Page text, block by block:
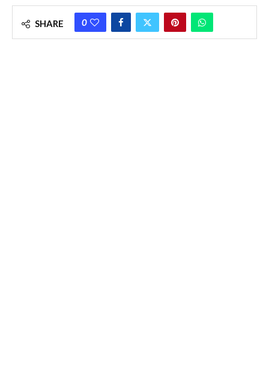
SHARE 0